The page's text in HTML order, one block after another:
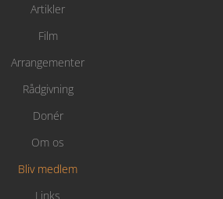
Artikler
Film
Arrangementer
Rådgivning
Donér
Om os
Bliv medlem
Links